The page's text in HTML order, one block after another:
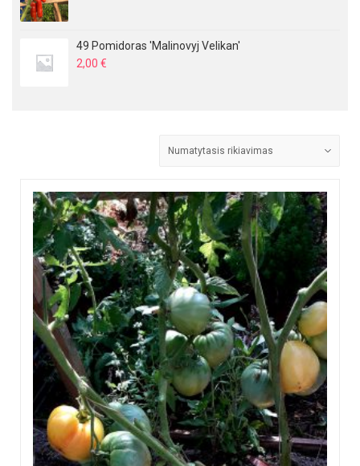
49 Pomidoras 'Malinovyj Velikan'
2,00 €